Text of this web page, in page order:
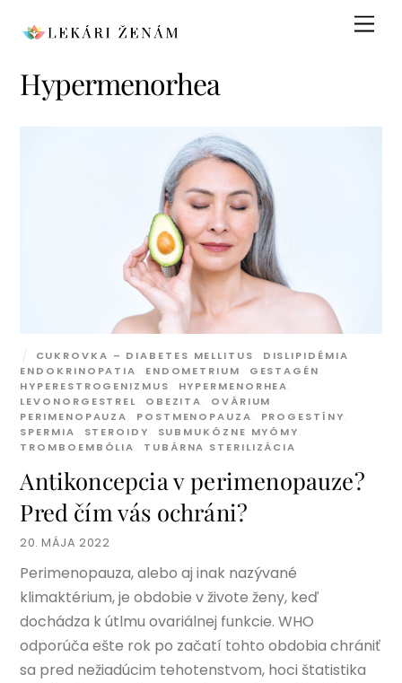
Hypermenorhea
20. MÁJA 2022
Antikoncepcia v perimenopauze?
Pred čím vás ochráni?
CUKROVKA – DIABETES MELLITUS DISLIPIDÉMIA
ENDOKRINOPATIA
ENDOMETRIUM GESTAGÉN
HYPERESTROGENIZMUS
HYPERMENORHEA
LEVONORGESTREL
OBEZITA OVÁRIUM
PERIMENOPAUZA
POSTMENOPAUZA PROGESTÍNY
SPERMIA
STEROIDY SUBMUKÓZNE MYÓMY
TROMBOEMBÓLIA
TUBÁRNA STERILIZÁCIA
Perimenopauza, alebo aj inak nazývané
klimaktérium, je obdobie v živote ženy, keď
dochádza k útlmu ovariálnej funkcie. WHO
odporúča ešte rok po začatí tohto obdobia chrániť
sa pred nežiadúcim tehotenstvom, hoci štatistika